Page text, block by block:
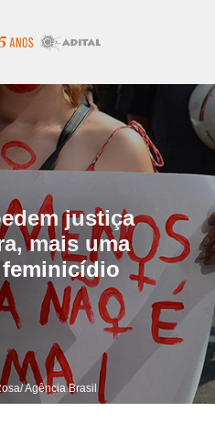
justiça
mais uma
Agência Brasil